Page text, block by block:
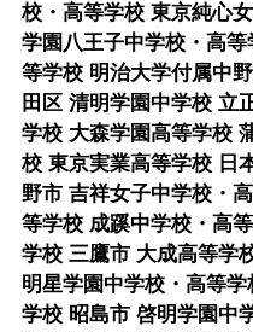
校・高等学校 東京純心
学園八王子中学校・高
等学校 明治大学付属中
田区 清明学園中学校 立
学校 大森学園高等学校
校 東京実業高等学校 日
野市 吉祥女子中学校・
等学校 成蹊中学校・高
学校 三鷹市 大成高等学
明星学園中学校・高等
学校 昭島市 啓明学園中